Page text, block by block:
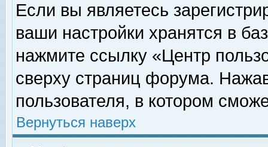
Если вы являетесь
ваши настройки хранятся в
нажмите ссылку «Центр
сверху страниц форума.
пользователя, в котором
Вернуться наверх